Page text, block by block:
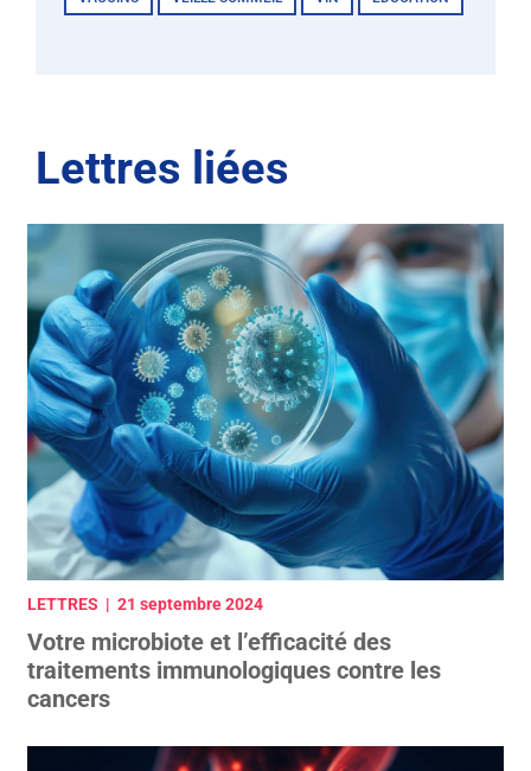
Lettres liées
LETTRES | 21 septembre 2024
Votre microbiote et l’efficacité des
traitements immunologiques contre les
cancers